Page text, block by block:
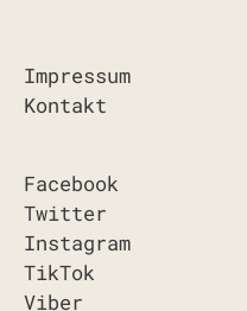
Impressum
Kontakt
Facebook
Twitter
Instagram
TikTok
Viber